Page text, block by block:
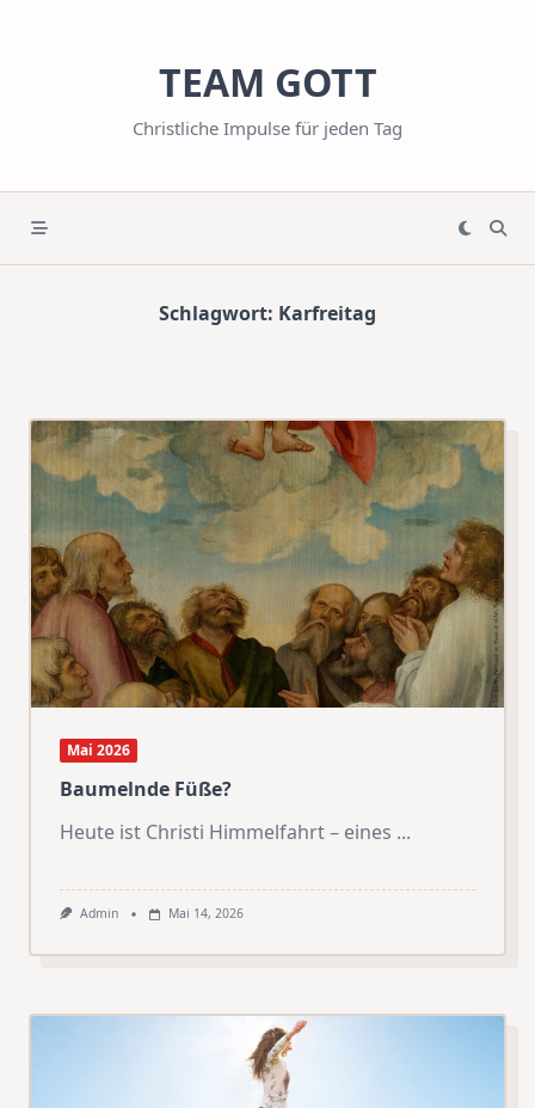
TEAM GOTT
Christliche Impulse für jeden Tag
Schlagwort: Karfreitag
Mai 2026
Baumelnde Füße?
Heute ist Christi Himmelfahrt – eines ...
Admin Mai 14, 2026